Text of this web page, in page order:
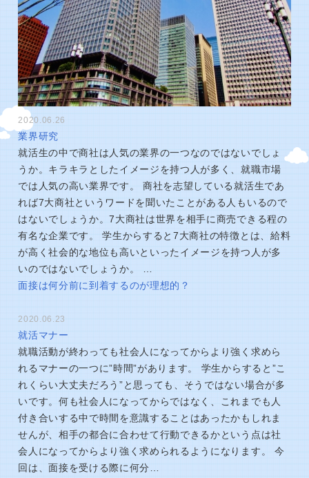
2020.06.26
業界研究
就活生の中で商社は人気の業界の一つなのではないでしょ
うか。キラキラとしたイメージを持つ人が多く、就職市場
では人気の高い業界です。 商社を志望している就活生であ
れば7大商社というワードを聞いたことがある人もいるので
はないでしょうか。7大商社は世界を相手に商売できる程の
有名な企業です。 学生からすると7大商社の特徴とは、給料
が高く社会的な地位も高いといったイメージを持つ人が多
いのではないでしょうか。 …
面接は何分前に到着するのが理想的？
2020.06.23
就活マナー
就職活動が終わっても社会人になってからより強く求めら
れるマナーの一つに”時間”があります。 学生からすると”こ
れくらい大丈夫だろう”と思っても、そうではない場合が多
いです。何も社会人になってからではなく、これまでも人
付き合いする中で時間を意識することはあったかもしれま
せんが、相手の都合に合わせて行動できるかという点は社
会人になってからより強く求められるようになります。 今
回は、面接を受ける際に何分…